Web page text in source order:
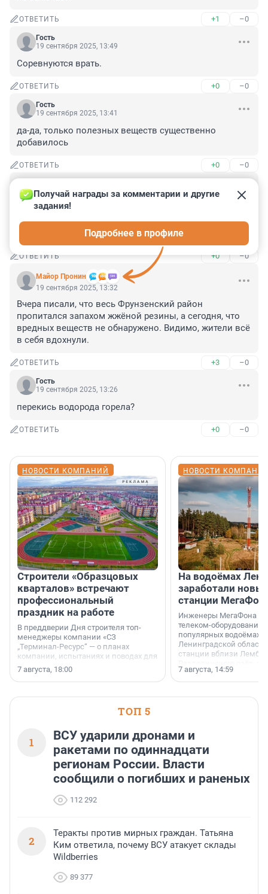
ОТВЕТИТЬ +1 –0
Гость
19 сентября 2025, 13:49
Соревнуются врать.
ОТВЕТИТЬ +0 –0
Гость
19 сентября 2025, 13:41
да-да, только полезных веществ существенно
добавилось
ОТВЕТИТЬ +0 –0
19 сентября 2025, 13:34
А я-то думаю, что за злостный запах и дым по району
вечером ра пространился. Вредных веществ,
КОНЕЧНО ЖЕ, не нашли. Угу.
ОТВЕТИТЬ +0 –0
Майор Пронин
Получай награды за комментарии и другие
задания!
Подробнее в профиле
19 сентября 2025, 13:32
Вчера писали, что весь Фрунзенский район
пропитался запахом жжёной резины, а сегодня, что
вредных веществ не обнаружено. Видимо, жители всё
в себя вдохнули.
ОТВЕТИТЬ +3 –0
Гость
19 сентября 2025, 13:26
перекись водорода горела?
ОТВЕТИТЬ +0 –0
НОВОСТИ КОМПАНИЙ
Строители «Образцовых
кварталов» встречают
профессиональный
праздник на работе
В преддверии Дня строителя топ-
менеджеры компании «СЗ
„Терминал-Ресурс“ — о планах
компании, испытаниях и поводах для
осторожного оптимизма.
7 августа, 18:00
НОВОСТИ
На водоёмах
заработали
станции
Инженеры МегаФона
телеком-оборудование
популярных водоёмах
Ленинградской
станции вблизи
недалеко от Большого
водопада.
7 августа, 14:59
ТОП 5
1
ВСУ ударили дронами и
ракетами по одиннадцати
регионам России. Власти
сообщили о погибших и раненых
112 292
2
Теракты против мирных граждан. Татьяна
Ким ответила, почему ВСУ атакует склады
Wildberries
89 377